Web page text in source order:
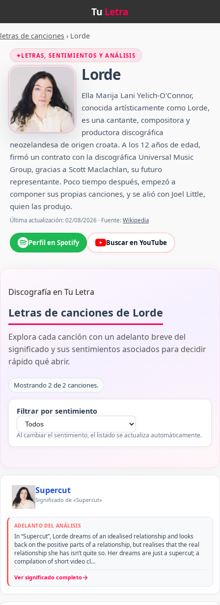
Tu Letra
letras de canciones › Lorde
✦LETRAS, SENTIMIENTOS Y ANÁLISIS
Lorde
Ella Marija Lani Yelich-O'Connor,
conocida artísticamente como Lorde,
es una cantante, compositora y
productora discográfica
neozelandesa de origen croata. A los 12 años de edad,
firmó un contrato con la discográfica Universal Music
Group, gracias a Scott Maclachlan, su futuro
representante. Poco tiempo después, empezó a
componer sus propias canciones, y se alió con Joel Little,
quien las produjo.
Última actualización: 02/08/2026 · Fuente: Wikipedia
Perfil en Spotify Buscar en YouTube
Discografía en Tu Letra
Letras de canciones de Lorde
Explora cada canción con un adelanto breve del
significado y sus sentimientos asociados para decidir
rápido qué abrir.
Mostrando 2 de 2 canciones.
Filtrar por sentimiento
Al cambiar el sentimiento, el listado se actualiza automáticamente.
Supercut
Significado de «Supercut»
ADELANTO DEL ANÁLISIS
In “Supercut”, Lorde dreams of an idealised relationship and looks
back on the positive parts of a relationship, but realises that the real
relationship she has isn’t quite so. Her dreams are just a supercut; a
compilation of short video cl…
Ver significado completo→